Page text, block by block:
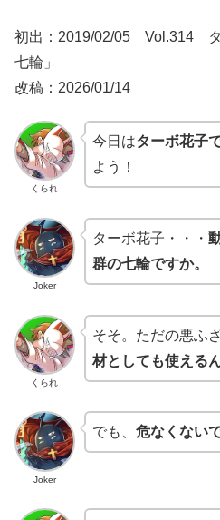
初出：2019/02/05 Vol.314 タ
七輪」
改稿：2026/01/14
くられ
今日はターボ花子
よう！
Joker
ターボ花子・・・
群の七輪ですか。
くられ
そそ。ただの悪ふ
材としても使える
Joker
でも、 危なくない